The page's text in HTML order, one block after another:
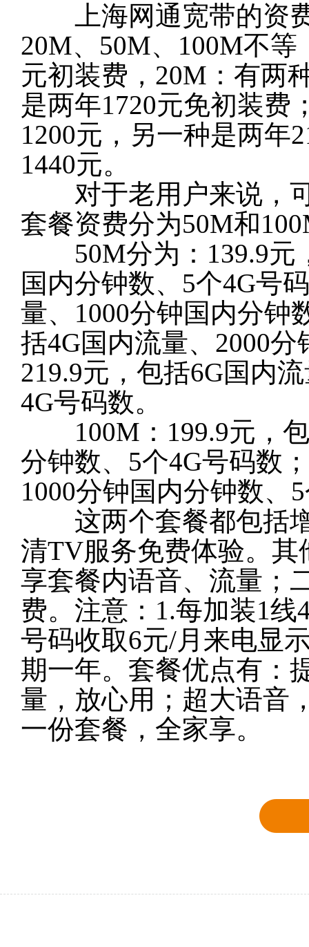
上海网通宽带的资费
20M、50M、100M不等
元初装费，20M：有两
是两年1720元免初装费
1200元，另一种是两年
1440元。
对于老用户来说，可
套餐资费分为50M和
50M分为：139.9元
国内分钟数、5个4G号
量、1000分钟国内分钟
括4G国内流量、2000
219.9元，包括6G国内
4G号码数。
100M：199.9元，包
分钟数、5个4G号码数
1000分钟国内分钟数、
这两个套餐都包括增
清TV服务免费体验。其
享套餐内语音、流量；
费。注意：1.每加装1
号码收取6元/月来电显
期一年。套餐优点有：
量，放心用；超大语音
一份套餐，全家享。